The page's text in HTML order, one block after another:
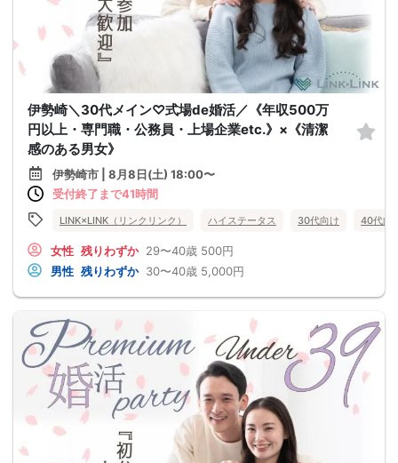
伊勢崎＼30代メイン♡式場de婚活／《年収500万
円以上・専門職・公務員・上場企業etc.》×《清潔
感のある男女》
伊勢崎市 | 8月8日(土) 18:00〜
受付終了まで41時間
LINK×LINK（リンクリンク） ハイステータス 30代向け 40代向
女性 残りわずか 29〜40歳 500円
男性 残りわずか 30〜40歳 5,000円